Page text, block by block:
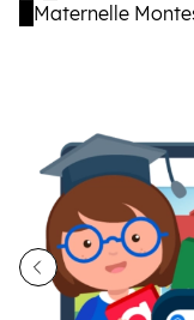
Maternelle